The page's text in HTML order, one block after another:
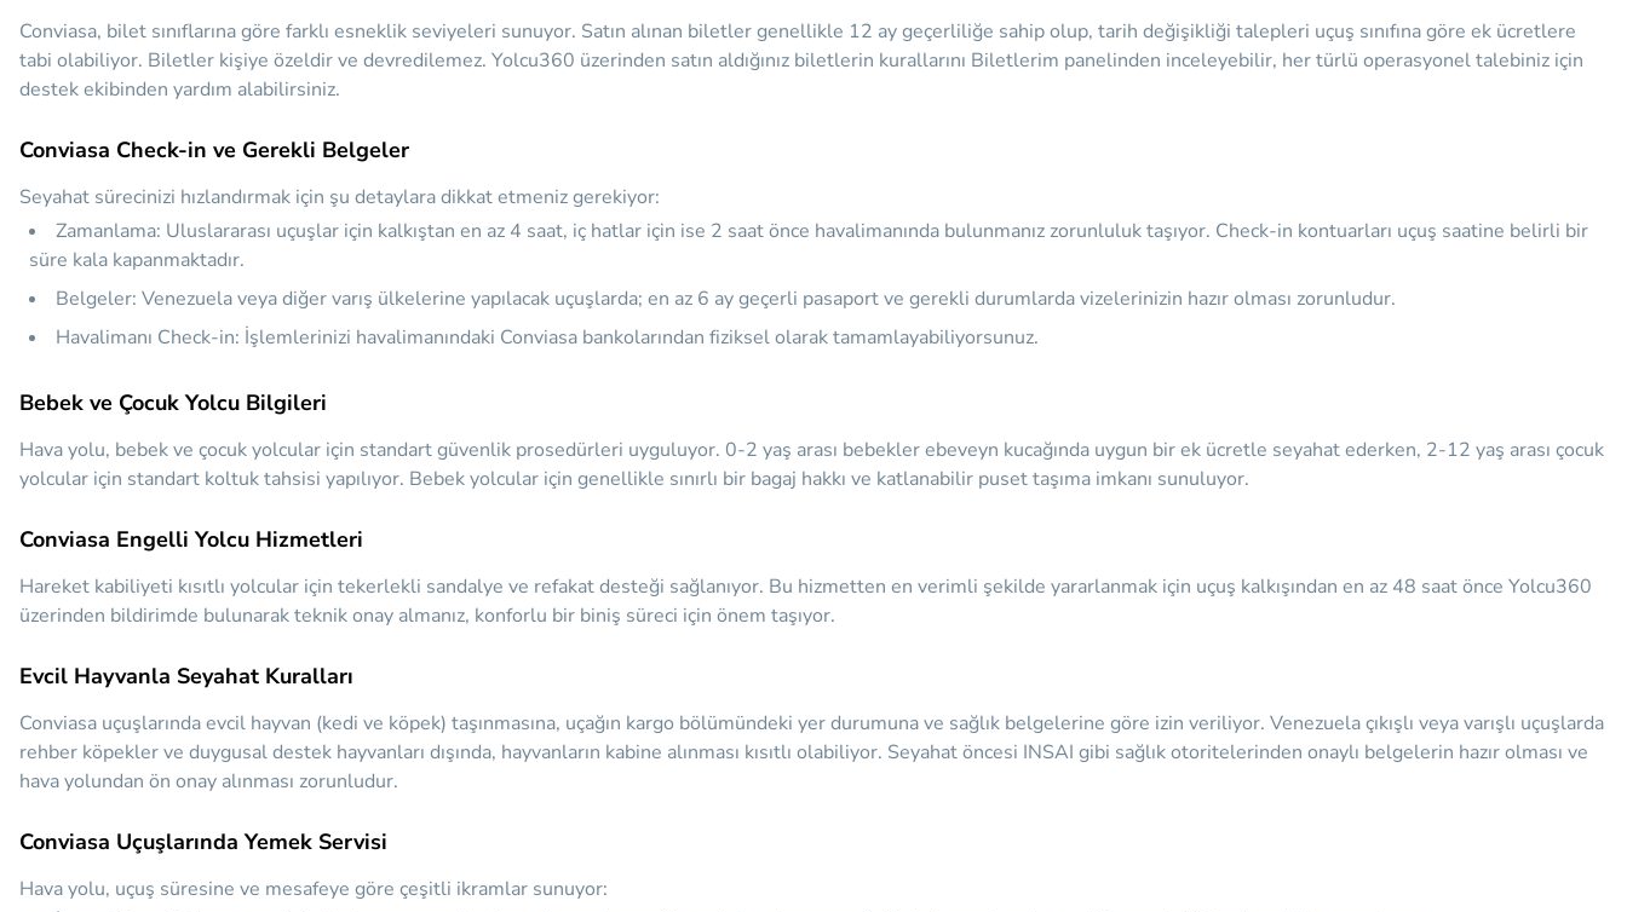
Conviasa, bilet sınıflarına göre farklı esneklik seviyeleri sunuyor. Satın alınan biletler genellikle 12 ay geçerliliğe sahip olup, tarih değişikliği talepleri uçuş sınıfına göre ek ücretlere
tabi olabiliyor. Biletler kişiye özeldir ve devredilemez. Yolcu360 üzerinden satın aldığınız biletlerin kurallarını Biletlerim panelinden inceleyebilir, her türlü operasyonel talebiniz için
destek ekibinden yardım alabilirsiniz.
Conviasa Check-in ve Gerekli Belgeler
Seyahat sürecinizi hızlandırmak için şu detaylara dikkat etmeniz gerekiyor:
Zamanlama: Uluslararası uçuşlar için kalkıştan en az 4 saat, iç hatlar için ise 2 saatönce havalimanında bulunmanız zorunluluk taşıyor. Check-in kontuarları uçuş saatine belirli bir
süre kala kapanmaktadır.
Belgeler: Venezuela veya diğer varış ülkelerine yapılacak uçuşlarda; en az 6 ay geçerli pasaport ve gerekli durumlarda vizelerinizin hazır olması zorunludur.
Havalimanı Check-in: İşlemlerinizi havalimanındaki Conviasa bankolarından fiziksel olarak tamamlayabiliyorsunuz.
Bebek ve Çocuk Yolcu Bilgileri
Hava yolu, bebek ve çocuk yolcular için standart güvenlik prosedürleri uyguluyor. 0-2 yaş arası bebekler ebeveyn kucağında uygun bir ek ücretle seyahat ederken, 2-12 yaş arası çocuk
yolcular için standart koltuk tahsisi yapılıyor. Bebek yolcular için genellikle sınırlı bir bagaj hakkı ve katlanabilir puset taşıma imkanı sunuluyor.
Conviasa Engelli Yolcu Hizmetleri
Hareket kabiliyeti kısıtlı yolcular için tekerlekli sandalye ve refakat desteği sağlanıyor. Bu hizmetten en verimli şekilde yararlanmak için uçuş kalkışından en az 48 saat önce Yolcu360
üzerinden bildirimde bulunarak teknik onay almanız, konforlu bir biniş süreci için önem taşıyor.
Evcil Hayvanla Seyahat Kuralları
Conviasa uçuşlarında evcil hayvan (kedi ve köpek) taşınmasına, uçağın kargo bölümündeki yer durumuna ve sağlık belgelerine göre izin veriliyor. Venezuela çıkışlı veya varışlı uçuşlarda
rehber köpekler ve duygusal destek hayvanları dışında, hayvanların kabine alınması kısıtlı olabiliyor. Seyahat öncesi INSAI gibi sağlık otoritelerinden onaylı belgelerin hazır olması ve
hava yolundan ön onay alınması zorunludur.
Conviasa Uçuşlarında Yemek Servisi
Hava yolu, uçuş süresine ve mesafeye göre çeşitli ikramlar sunuyor: